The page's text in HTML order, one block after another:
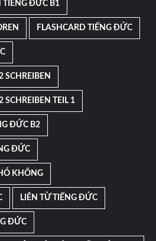
TIẾNG ĐỨC B1
FLASHCARD TIẾNG ĐỨC
SCHREIBEN
SCHREIBEN TEIL 1
ĐỨC B2
ĐỨC
KHÔNG
LIÊN TỪ TIẾNG ĐỨC
ĐỨC